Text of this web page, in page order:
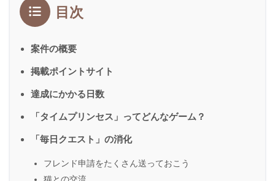
目次
案件の概要
掲載ポイントサイト
達成にかかる日数
「タイムプリンセス」ってどんなゲーム？
「毎日クエスト」の消化
フレンド申請をたくさん送っておこう
猫との交流